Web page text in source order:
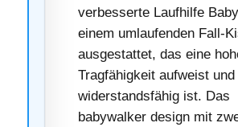
verbesserte Laufhilfe
einem umlaufenden Fall-
ausgestattet, das eine
Tragfähigkeit aufweist und
widerstandsfähig ist. Das
babywalker design mit